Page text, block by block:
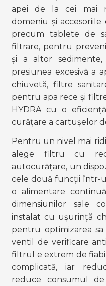
apei de la cei mai
domeniu și accesoriile
precum tablete de
filtrare, pentru
și a altor
presiunea excesivă a
chiuvetă, filtre
pentru apa rece și
HYDRA cu o
curățare a cartușelor
Pentru un nivel mai
alege filtru cu
autocurățare, un
cele două funcții într-
o alimentare
dimensiunilor sale
instalat cu ușurință
pentru optimizarea
ventil de verificare
filtrul e extrem de
complicată, iar
reduce consumul